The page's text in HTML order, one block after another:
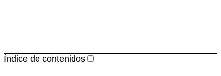
Índice de contenidos